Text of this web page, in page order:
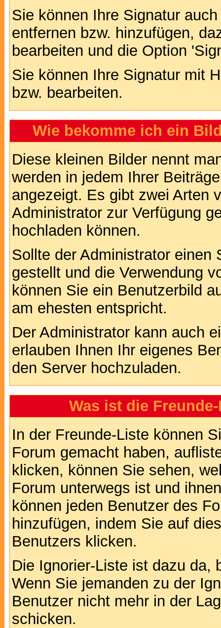
Sie können Ihre Signatur
entfernen bzw. hinzufügen,
bearbeiten und die Option
Sie können Ihre Signatur mit
bzw. bearbeiten.
Wie bekomme ich ein
Diese kleinen Bilder nennt
werden in jedem Ihrer
angezeigt. Es gibt zwei Arten
Administrator zur Verfügung
hochladen können.
Sollte der Administrator einen
gestellt und die Verwendung
können Sie ein Benutzerbild
am ehesten entspricht.
Der Administrator kann auch
erlauben Ihnen Ihr eigenes
den Server hochzuladen.
Was ist die
In der Freunde-Liste können
Forum gemacht haben,
klicken, können Sie sehen,
Forum unterwegs ist und
können jeden Benutzer des
hinzufügen, indem Sie auf
Benutzers klicken.
Die Ignorier-Liste ist dazu da,
Wenn Sie jemanden zu der
Benutzer nicht mehr in der
schicken.